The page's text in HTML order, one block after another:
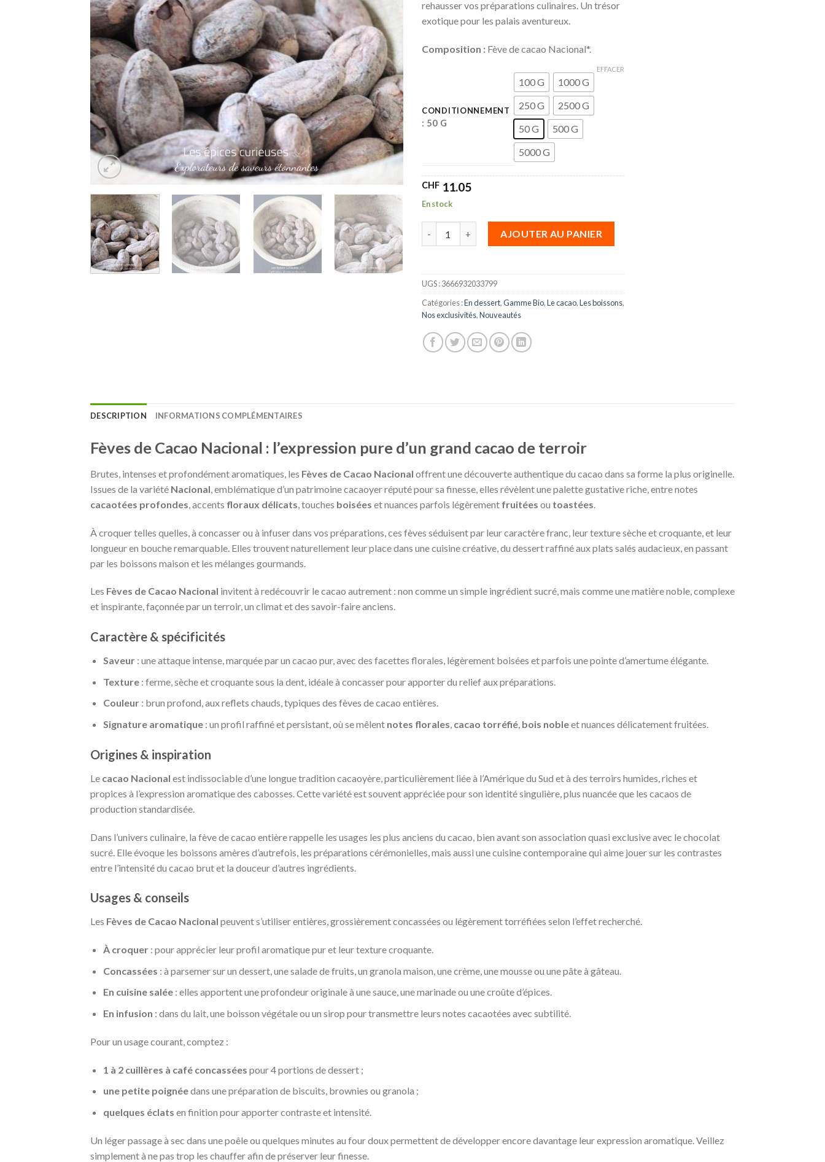
rehausser vos préparations culinaires. Un trésor
exotique pour les palais aventureux.
Composition : Fève de cacao Nacional*.
CONDITIONNEMENT
: 50 G
100 G
1000 G
250 G
2500 G
50 G
500 G
5000 G
EFFACER
CHF 11.05
En stock
AJOUTER AU PANIER
UGS :3666932033799
Catégories :En dessert,Gamme Bio,Le cacao,Les boissons,
Nos exclusivités,Nouveautés
DESCRIPTION INFORMATIONS COMPLÉMENTAIRES
Fèves de Cacao Nacional : l’expression pure d’un grand cacao de terroir
Brutes, intenses et profondément aromatiques, les Fèves de Cacao Nacional offrent une découverte authentique du cacao dans sa forme la plus originelle.
Issues de la variété Nacional, emblématique d’un patrimoine cacaoyer réputé pour sa finesse, elles révèlent une palette gustative riche, entre notes
cacaotées profondes, accents floraux délicats, touches boisées et nuances parfois légèrement fruitées ou toastées.
À croquer telles quelles, à concasser ou à infuser dans vos préparations, ces fèves séduisent par leur caractère franc, leur texture sèche et croquante, et leur
longueur en bouche remarquable. Elles trouvent naturellement leur place dans une cuisine créative, du dessert raffiné aux plats salés audacieux, en passant
par les boissons maison et les mélanges gourmands.
Les Fèves de Cacao Nacional invitent à redécouvrir le cacao autrement : non comme un simple ingrédient sucré, mais comme une matière noble, complexe
et inspirante, façonnée par un terroir, un climat et des savoir-faire anciens.
Caractère & spécificités
Saveur: une attaque intense, marquée par un cacao pur, avec des facettes florales, légèrement boisées et parfois une pointe d’amertume élégante.
Texture: ferme, sèche et croquante sous la dent, idéale à concasser pour apporter du relief aux préparations.
Couleur: brun profond, aux reflets chauds, typiques des fèves de cacao entières.
Signature aromatique: un profil raffiné et persistant, où se mêlent notes florales, cacao torréfié, bois nobleet nuances délicatement fruitées.
Origines & inspiration
Le cacao Nacional est indissociable d’une longue tradition cacaoyère, particulièrement liée à l’Amérique du Sud et à des terroirs humides, riches et
propices à l’expression aromatique des cabosses. Cette variété est souvent appréciée pour son identité singulière, plus nuancée que les cacaos de
production standardisée.
Dans l’univers culinaire, la fève de cacao entière rappelle les usages les plus anciens du cacao, bien avant son association quasi exclusive avec le chocolat
sucré. Elle évoque les boissons amères d’autrefois, les préparations cérémonielles, mais aussi une cuisine contemporaine qui aime jouer sur les contrastes
entre l’intensité du cacao brut et la douceur d’autres ingrédients.
Usages & conseils
Les Fèves de Cacao Nacional peuvent s’utiliser entières, grossièrement concassées ou légèrement torréfiées selon l’effet recherché.
À croquer: pour apprécier leur profil aromatique pur et leur texture croquante.
Concassées : à parsemer sur un dessert, une salade de fruits, un granola maison, une crème, une mousse ou une pâte à gâteau.
En cuisine salée: elles apportent une profondeur originale à une sauce, une marinade ou une croûte d’épices.
En infusion : dans du lait, une boisson végétale ou un sirop pour transmettre leurs notes cacaotées avec subtilité.
Pour un usage courant, comptez :
1 à 2 cuillères à café concassées pour 4 portions de dessert ;
une petite poignéedans une préparation de biscuits, brownies ou granola ;
quelques éclats en finition pour apporter contraste et intensité.
Un léger passage à sec dans une poêle ou quelques minutes au four doux permettent de développer encore davantage leur expression aromatique. Veillez
simplement à ne pas trop les chauffer afin de préserver leur finesse.